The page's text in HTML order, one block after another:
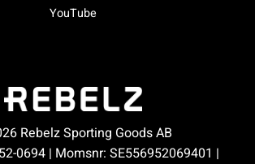
YouTube
Rebelz Sporting Goods AB
0694 | Momsnr: SE556952069401 |